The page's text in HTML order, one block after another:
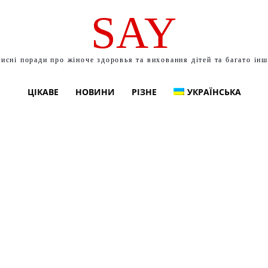
SAY
поради про жіноче здоровья та виховання дітей та багато
ЦІКАВЕ НОВИНИ РІЗНЕ УКРАЇНСЬКА